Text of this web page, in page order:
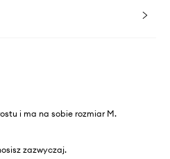
i ma na sobie rozmiar M.
zazwyczaj.